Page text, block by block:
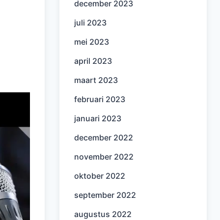
december 2023
juli 2023
mei 2023
april 2023
maart 2023
februari 2023
januari 2023
december 2022
november 2022
oktober 2022
september 2022
augustus 2022